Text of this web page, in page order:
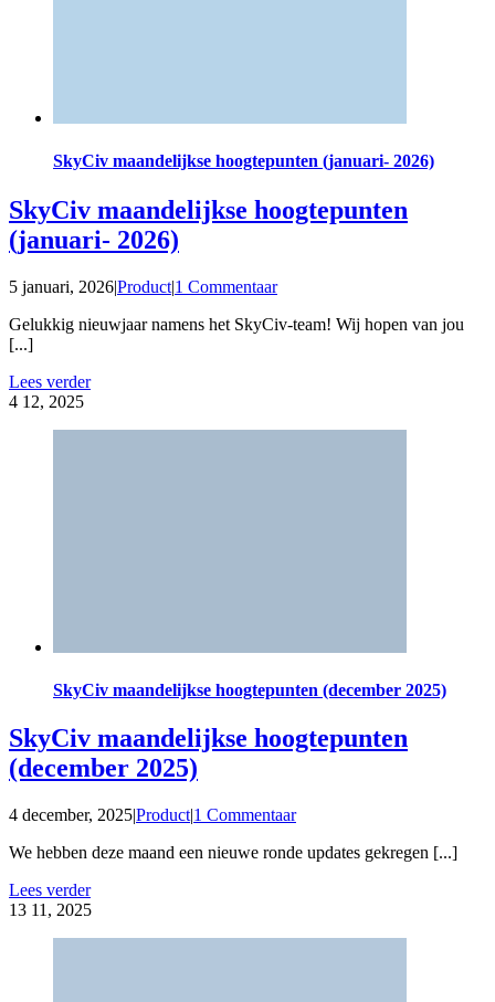
SkyCiv maandelijkse hoogtepunten (januari- 2026)
SkyCiv maandelijkse hoogtepunten
(januari- 2026)
5 januari, 2026|Product|1 Commentaar
Gelukkig nieuwjaar namens het SkyCiv-team! Wij hopen van jou
[...]
Lees verder
4 12, 2025
SkyCiv maandelijkse hoogtepunten (december 2025)
SkyCiv maandelijkse hoogtepunten
(december 2025)
4 december, 2025|Product|1 Commentaar
We hebben deze maand een nieuwe ronde updates gekregen [...]
Lees verder
13 11, 2025